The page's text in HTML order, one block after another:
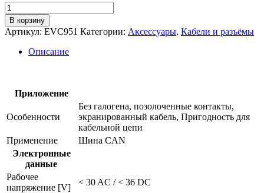
Количество
товара
Соединительный
кабель
evc951
В корзину
Артикул: EVC951 Категории: Аксессуары, Кабели и разъёмы
Описание
Приложение
Особенности
Без галогена, позолоченные контакты,
экранированный кабель, Пригодность для
кабельной цепи
Применение
Шина CAN
Электронные
данные
Рабочее
напряжение [V]
< 30 AC / < 36 DC